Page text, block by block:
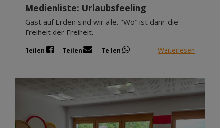
Medienliste: Urlaubsfeeling
Gast auf Erden sind wir alle. "Wo" ist dann die
Freiheit der Freiheit.
Teilen Teilen Teilen Weiterlesen